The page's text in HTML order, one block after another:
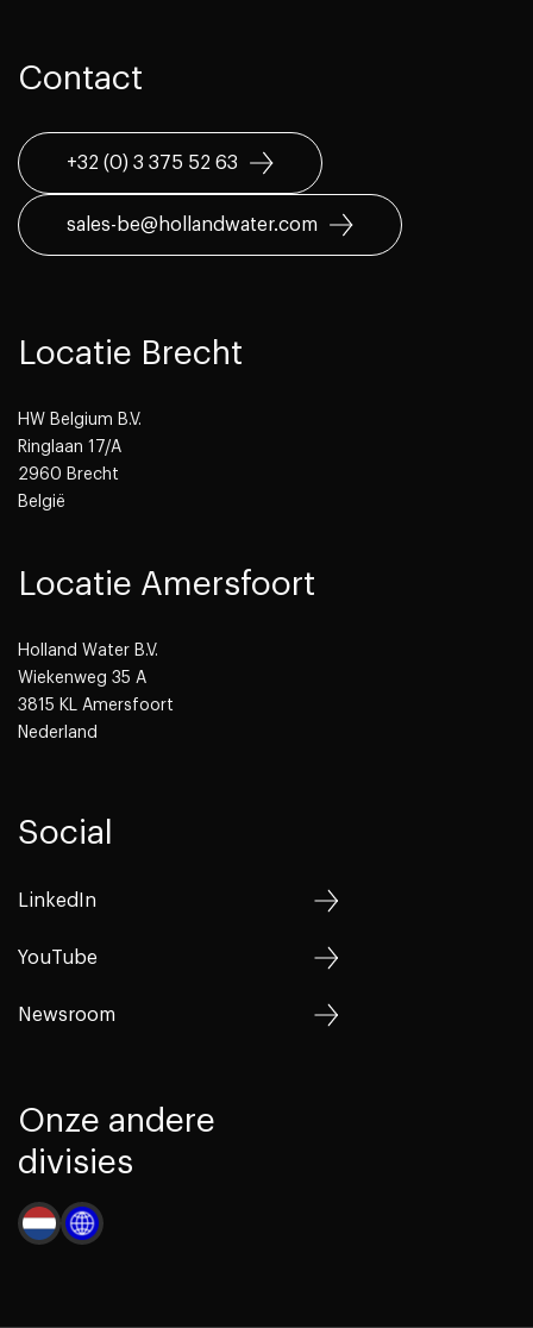
Contact
+32 (0) 3 375 52 63
sales-be@hollandwater.com
Locatie Brecht
HW Belgium B.V.
Ringlaan 17/A
2960 Brecht
België
Locatie Amersfoort
Holland Water B.V.
Wiekenweg 35 A
3815 KL Amersfoort
Nederland
Social
LinkedIn
YouTube
Newsroom
Onze andere
divisies